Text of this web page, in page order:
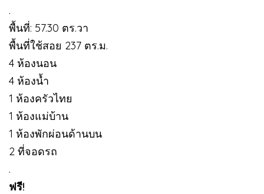
.
พื้นที่: 57.30 ตร.วา
พื้นที่ใช้สอย 237 ตร.ม.
4 ห้องนอน
4 ห้องน้ำ
1 ห้องครัวไทย
1 ห้องแม่บ้าน
1 ห้องพักผ่อนด้านบน
2 ที่จอดรถ
.
ฟรี!